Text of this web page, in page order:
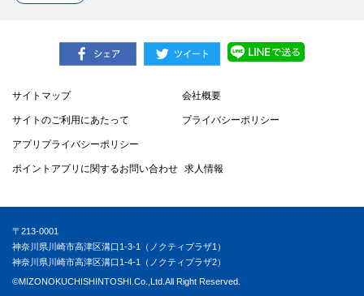
サイトマップ 会社概要
サイトのご利用にあたって プライバシーポリシー
アプリプライバシーポリシー
ポイントアプリに関するお問い合わせ 求人情報
〒213-0001
神奈川県川崎市高津区溝口1-3-1（ノクティプラザ1）
神奈川県川崎市高津区溝口1-4-1（ノクティプラザ2）
©MIZONOKUCHISHINTOSHI.Co.,Ltd.All Right Reserved.